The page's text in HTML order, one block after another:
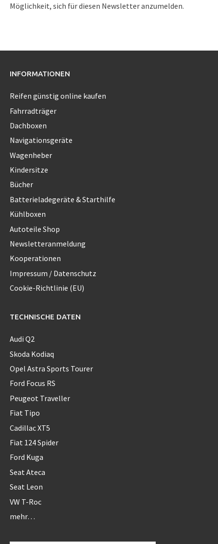
Möglichkeit, sich für diesen Newsletter anzumelden.
INFORMATIONEN
Reifen günstig online kaufen
Fahrradträger
Dachboxen
Navigationsgeräte
Wagenheber
Kindersitze
Bücher
Batterieladegeräte & Starthilfe
Kühlboxen
Autoteile Shop
Newsletteranmeldung
Kooperationen
Impressum / Datenschutz
Cookie-Richtlinie (EU)
TECHNISCHE DATEN
Audi Q2
Skoda Kodiaq
Opel Astra Sports Tourer
Ford Focus RS
Peugeot Traveller
Fiat Tipo
Cadillac XT5
Fiat 124 Spider
Ford Kuga
Seat Ateca
Seat Leon
VW T-Roc
mehr…